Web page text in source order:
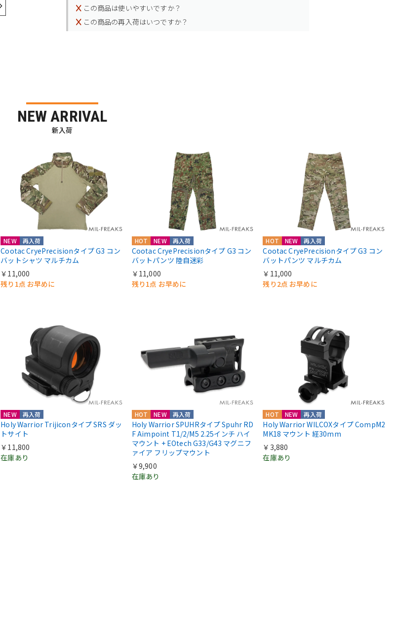
この商品は使いやすいですか？
この商品の再入荷はいつですか？
NEW ARRIVAL
新入荷
NEW 再入荷
Cootac CryePrecisionタイプ G3 コン
バットシャツ マルチカム
￥11,000
残り1点 お早めに
HOT NEW 再入荷
Cootac CryePrecisionタイプ G3 コン
バットパンツ 陸自迷彩
￥11,000
残り1点 お早めに
HOT NEW 再入荷
Cootac CryePrecisionタイプ G3 コン
バットパンツ マルチカム
￥11,000
残り2点 お早めに
NEW 再入荷
Holy Warrior Trijiconタイプ SRS ダッ
トサイト
￥11,800
在庫あり
HOT NEW 再入荷
Holy Warrior SPUHRタイプ Spuhr RD
F Aimpoint T1/2/M5 2.25インチ ハイ
マウント + EOtech G33/G43 マグニフ
ァイア フリップマウント
￥9,900
在庫あり
HOT NEW 再入荷
Holy Warrior WILCOXタイプ CompM2
MK18 マウント 経30mm
￥3,880
在庫あり